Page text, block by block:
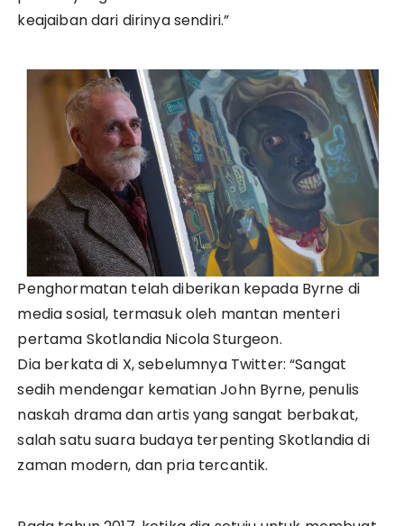
keajaiban dari dirinya sendiri.”
Penghormatan telah diberikan kepada Byrne di
media sosial, termasuk oleh mantan menteri
pertama Skotlandia Nicola Sturgeon.
Dia berkata di X, sebelumnya Twitter: “Sangat
sedih mendengar kematian John Byrne, penulis
naskah drama dan artis yang sangat berbakat,
salah satu suara budaya terpenting Skotlandia di
zaman modern, dan pria tercantik.